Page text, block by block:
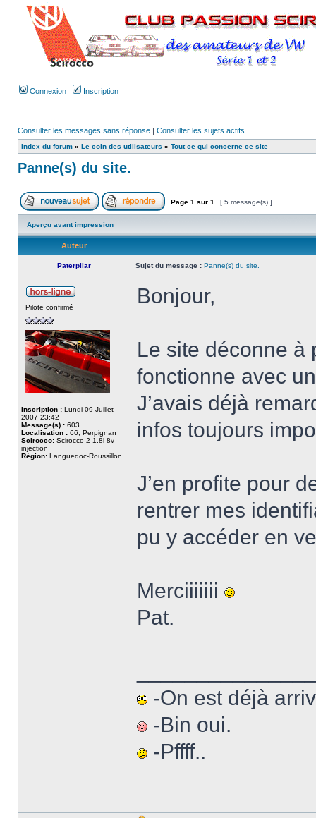
Connexion Inscription
Consulter les messages sans réponse | Consulter les sujets actifs
Index du forum » Le coin des utilisateurs » Tout ce qui concerne ce site
Panne(s) du site.
Page 1 sur 1 [ 5 message(s) ]
Aperçu avant impression
Auteur
Paterpilar Sujet du message : Panne(s) du site.
Pilote confirmé
Inscription : Lundi 09 Juillet
2007 23:42
Message(s) : 603
Localisation : 66, Perpignan
Scirocco: Scirocco 2 1.8l 8v
injection
Région: Languedoc-Roussillon
Bonjour,
Le site déconne à
fonctionne avec
J’avais déjà
infos toujours
J’en profite pour
rentrer mes
pu y accéder en
Merciiiiiii
Pat.
-On est déjà
-Bin oui.
-Pffff..